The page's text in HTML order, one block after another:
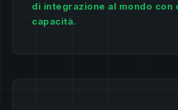
di integrazione al mondo con
capacità.